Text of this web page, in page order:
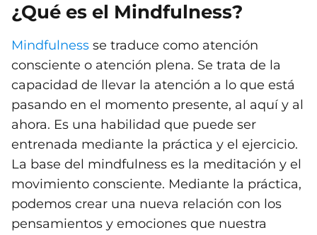
¿Qué es el Mindfulness?
Mindfulness se traduce como atención
consciente o atención plena. Se trata de la
capacidad de llevar la atención a lo que está
pasando en el momento presente, al aquí y al
ahora. Es una habilidad que puede ser
entrenada mediante la práctica y el ejercicio.
La base del mindfulness es la meditación y el
movimiento consciente. Mediante la práctica,
podemos crear una nueva relación con los
pensamientos y emociones que nuestra